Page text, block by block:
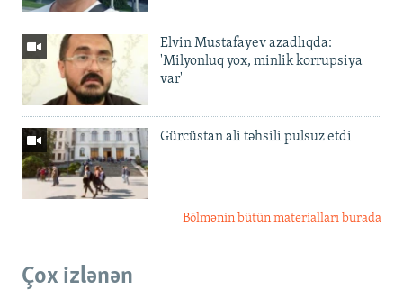
Elvin Mustafayev azadlıqda:
'Milyonluq yox, minlik korrupsiya
var'
Gürcüstan ali təhsili pulsuz etdi
Bölmənin bütün materialları burada
Çox izlənən